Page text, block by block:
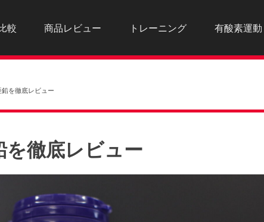
較 商品レビュー トレーニング 有酸素運動
を徹底レビュー
徹底レビュー